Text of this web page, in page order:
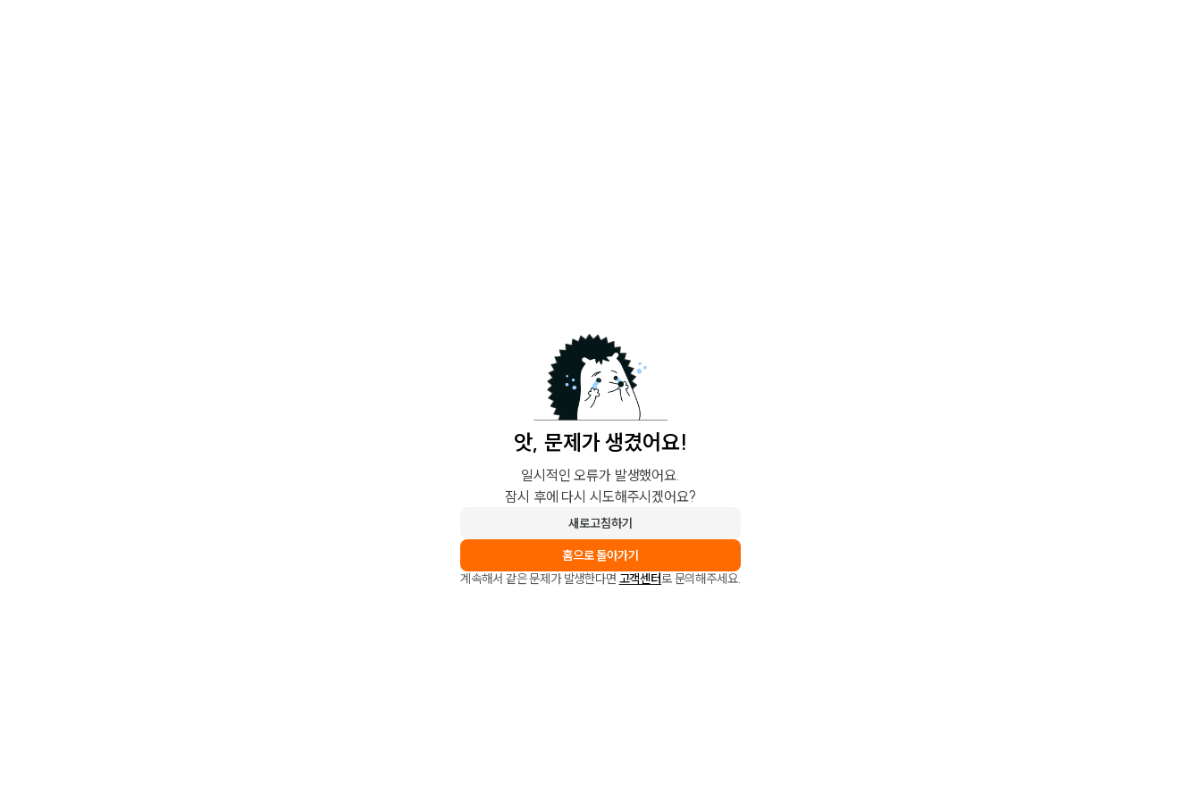
앗, 문제가 생겼어요!
일시적인 오류가 발생했어요.
잠시 후에 다시 시도해주시겠어요?
새로고침하기
홈으로 돌아가기
계속해서 같은 문제가 발생한다면 고객센터로 문의해주세요.